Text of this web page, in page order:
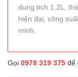
dung tích 1.2L,
hiện đại, công
minh.
Gọi 0978 319 375 để